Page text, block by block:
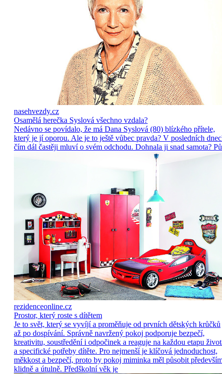
nasehvezdy.cz
Osamělá herečka Syslová všechno vzdala?
Nedávno se povídalo, že má Dana Syslová (80) blízkého přítele,
který je jí oporou. Ale je to ještě vůbec pravda? V posledních
čím dál častěji mluví o svém odchodu. Dohnala ji snad samota?
rezidenceonline.cz
Prostor, který roste s dítětem
Je to svět, který se vyvíjí a proměňuje od prvních dětských krůčků
až po dospívání. Správně navržený pokoj podporuje bezpečí,
kreativitu, soustředění i odpočinek a reaguje na každou etapu
a specifické potřeby dítěte. Pro nejmenší je klíčová jednoduchost,
měkkost a bezpečí, proto by pokoj miminka měl působit
klidně a útulně. Předškolní věk je